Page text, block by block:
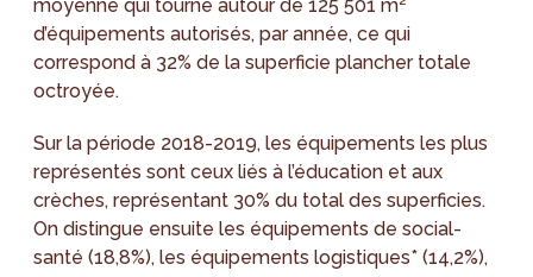
moyenne qui tourne autour de 125 501 m²
d’équipements autorisés, par année, ce qui
correspond à 32% de la superficie plancher totale
octroyée.
Sur la période 2018-2019, les équipements les plus
représentés sont ceux liés à l’éducation et aux
crèches, représentant 30% du total des superficies.
On distingue ensuite les équipements de social-
santé (18,8%), les équipements logistiques* (14,2%),